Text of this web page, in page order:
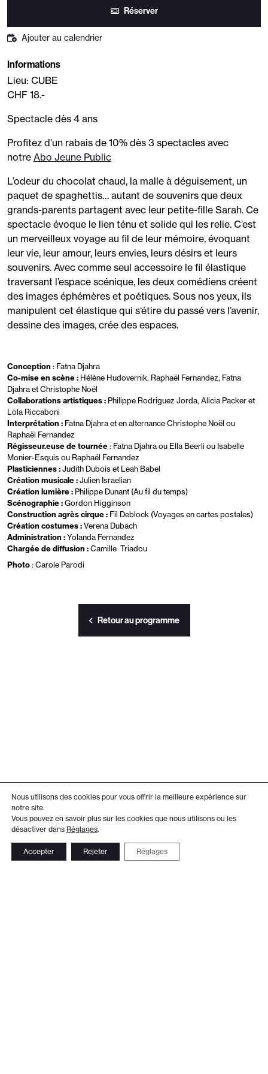
Réserver
Ajouter au calendrier
Informations
Lieu: CUBE
CHF 18.-
Spectacle dès 4 ans
Profitez d’un rabais de 10% dès 3 spectacles avec
notre Abo Jeune Public
L’odeur du chocolat chaud, la malle à déguisement, un
paquet de spaghettis… autant de souvenirs que deux
grands-parents partagent avec leur petite-fille Sarah. Ce
spectacle évoque le lien ténu et solide qui les relie. C’est
un merveilleux voyage au fil de leur mémoire, évoquant
leur vie, leur amour, leurs envies, leurs désirs et leurs
souvenirs. Avec comme seul accessoire le fil élastique
traversant l’espace scénique, les deux comédiens créent
des images éphémères et poétiques. Sous nos yeux, ils
manipulent cet élastique qui s‘étire du passé vers l’avenir,
dessine des images, crée des espaces.
Conception: Fatna Djahra
Co-mise en scène : Hélène Hudovernik, Raphaël Fernandez, Fatna
Djahra et Christophe Noël
Collaborations artistiques : Philippe Rodriguez Jorda, Alicia Packer et
Lola Riccaboni
Interprétation : Fatna Djahra et en alternance Christophe Noël ou
Raphaël Fernandez
Régisseur.euse de tournée: Fatna Djahra ou Ella Beerli ou Isabelle
Monier-Esquis ou Raphaël Fernandez
Plasticiennes :Judith Dubois et Leah Babel
Création musicale :Julien Israelian
Création lumière : Philippe Dunant (Au fil du temps)
Scénographie :Gordon Higginson
Construction agrès cirque : Fil Deblock (Voyages en cartes postales)
Création costumes :Verena Dubach
Administration :Yolanda Fernandez
Chargée de diffusion :Camille Triadou
Photo: Carole Parodi
Retour au programme
Nous utilisons des cookies pour vous offrir la meilleure expérience sur
notre site.
Vous pouvez en savoir plus sur les cookies que nous utilisons ou les
désactiver dans Réglages.
Accepter Rejeter Réglages